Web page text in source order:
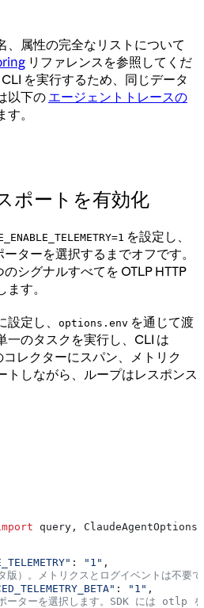
、属性の完全なリストについて
リファレンスを参照してくだ
を実行するため、同じデータ
以下のエージェントトレースの
。
ポートを有効化
を設定し、
ターを選択するまでオフです。
シグナルすべてを OTLP HTTP
す。
定し、 options.env を通じて渡
一のタスクを実行し、CLI は
コレクターにスパン、メトリク
トしながら、ループはレスポンス
query, ClaudeAgentOptions
: "1" ,
）。メトリクスとログイベントは不要
: "1" ,
ターを選択します。SDK には otlp を